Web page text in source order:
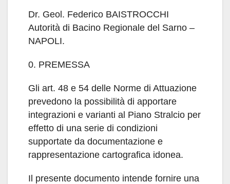
Dr. Geol. Federico BAISTROCCHI
Autorità di Bacino Regionale del Sarno –
NAPOLI.
0. PREMESSA
Gli art. 48 e 54 delle Norme di Attuazione
prevedono la possibilità di apportare
integrazioni e varianti al Piano Stralcio per
effetto di una serie di condizioni
supportate da documentazione e
rappresentazione cartografica idonea.
Il presente documento intende fornire una